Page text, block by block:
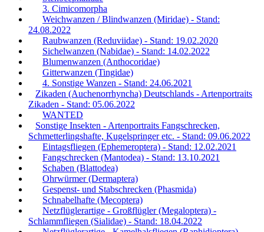
3. Cimicomorpha
Weichwanzen / Blindwanzen (Miridae) - Stand:
24.08.2022
Raubwanzen (Reduviidae) - Stand: 19.02.2020
Sichelwanzen (Nabidae) - Stand: 14.02.2022
Blumenwanzen (Anthocoridae)
Gitterwanzen (Tingidae)
4. Sonstige Wanzen - Stand: 24.06.2021
Zikaden (Auchenorrhyncha) Deutschlands - Artenportraits
Zikaden - Stand: 05.06.2022
WANTED
Sonstige Insekten - Artenportraits Fangschrecken,
Schmetterlingshafte, Kugelspringer etc. - Stand: 09.06.2022
Eintagsfliegen (Ephemeroptera) - Stand: 12.02.2021
Fangschrecken (Mantodea) - Stand: 13.10.2021
Schaben (Blattodea)
Ohrwürmer (Dermaptera)
Gespenst- und Stabschrecken (Phasmida)
Schnabelhafte (Mecoptera)
Netzflüglerartige - Großflügler (Megaloptera) -
Schlammfliegen (Sialidae) - Stand: 18.04.2022